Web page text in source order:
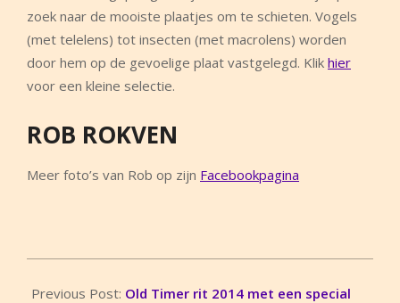
zoek naar de mooiste plaatjes om te schieten. Vogels
(met telelens) tot insecten (met macrolens) worden
door hem op de gevoelige plaat vastgelegd. Klik hier
voor een kleine selectie.
ROB ROKVEN
Meer foto’s van Rob op zijn Facebookpagina
07-
Previous Post: Old Timer rit 2014 met een special